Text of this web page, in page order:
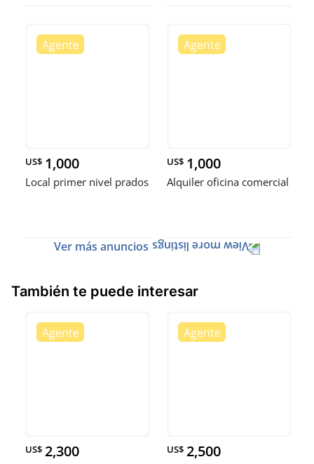
US$ 1,000
Local primer nivel prados
US$ 1,000
Alquiler oficina comercial
Ver más anuncios
También te puede interesar
US$ 2,300 US$ 2,500